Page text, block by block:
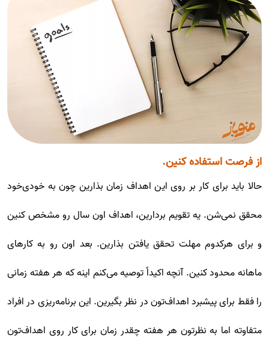
از فرصت استفاده کنین.
حالا باید برای کار بر روی این اهداف زمان بذارین چون به خودی‌خود
محقق نمی‌شن. یه تقویم بردارین، اهداف اون سال رو مشخص کنین
و برای هرکدوم مهلت تحقق یافتن بذارین. بعد اون رو به کارهای
ماهانه محدود کنین. آنچه اکیداً توصیه می‌کنم اینه که هر هفته زمانی
را فقط برای پیشبرد اهداف‌تون در نظر بگیرین. این برنامه‌ریزی در افراد
متفاوته اما به نظرتون هر هفته چقدر زمان برای کار روی اهداف‌تون